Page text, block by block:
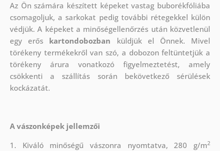
Az Ön számára készített képeket vastag buborékfóliába
csomagoljuk, a sarkokat pedig további rétegekkel külön
védjük.A képeket a minőségellenőrzés után közvetlenül
egy erős kartondobozban küldjük el Önnek. Mivel
törékeny termékekről van szó, a dobozon feltüntetjük a
törékeny árura vonatkozó figyelmeztetést, amely
csökkenti a szállítás során bekövetkező sérülések
kockázatát.
A vászonképek jellemzői
1. Kiváló minőségű vászonra nyomtatva, 280 g/m2